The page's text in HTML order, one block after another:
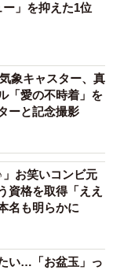
ー」を抑えた1位
象キャスター、真
「愛の不時着」を
ーと記念撮影
」お笑いコンビ元
資格を取得「ええ
名も明らかに
い…「お盆玉」っ